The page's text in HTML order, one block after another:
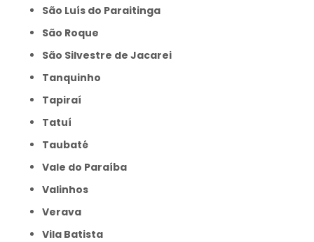
São Luís do Paraitinga
São Roque
São Silvestre de Jacarei
Tanquinho
Tapiraí
Tatuí
Taubaté
Vale do Paraíba
Valinhos
Verava
Vila Batista